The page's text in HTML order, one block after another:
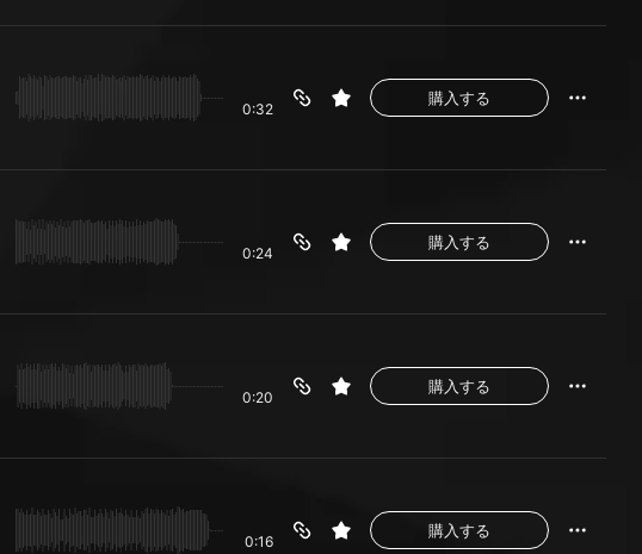
0:32
購入する
0:24
購入する
0:20
購入する
0:16
購入する